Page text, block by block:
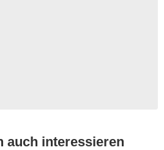
auch interessieren